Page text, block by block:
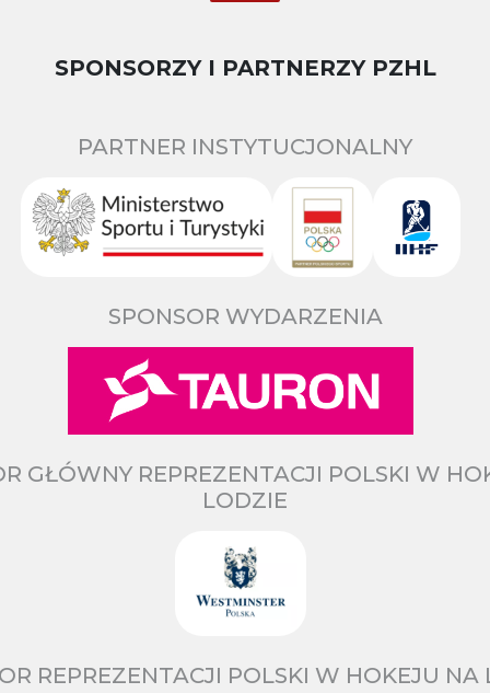
SPONSORZY I PARTNERZY PZHL
PARTNER INSTYTUCJONALNY
SPONSOR WYDARZENIA
GŁÓWNY REPREZENTACJI POLSKI W
LODZIE
REPREZENTACJI POLSKI W HOKEJU NA